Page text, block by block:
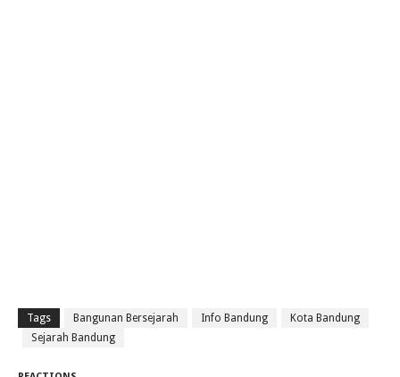
Tags Bangunan Bersejarah Info Bandung
Kota Bandung
Sejarah Bandung